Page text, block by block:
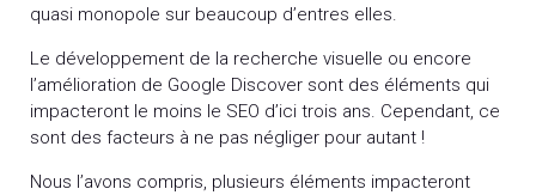
quasi monopole sur beaucoup d’entres elles.
Le développement de la recherche visuelle ou encore
l’amélioration de Google Discover sont des éléments qui
impacteront le moins le SEO d’ici trois ans. Cependant, ce
sont des facteurs à ne pas négliger pour autant !
Nous l’avons compris, plusieurs éléments impacteront